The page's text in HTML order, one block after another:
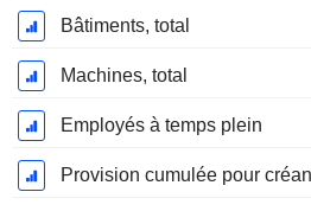
Bâtiments, total
Machines, total
Employés à temps plein